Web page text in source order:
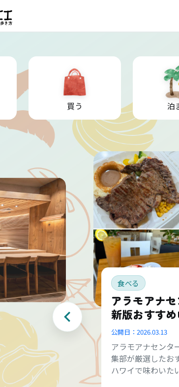
買う 泊
食べる
アラモアナ
新版おすす
公開日： 2026.03.13
アラモアナセンタ
集部が厳選したお
ハワイで味わいた